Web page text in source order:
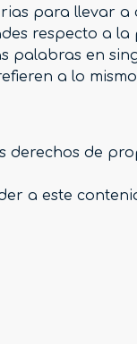
para llevar a
respecto a
en
a lo
derechos de
a este